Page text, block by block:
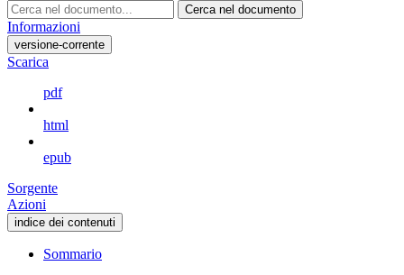
Cerca nel documento
Informazioni
versione-corrente
Scarica
pdf
html
epub
Sorgente
Azioni
indice dei contenuti
Sommario